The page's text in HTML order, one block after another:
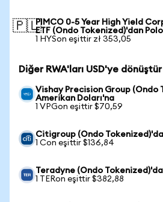
🇵🇱PIMCO 0-5 Year High Yield
ETF (Ondo Tokenized)'dan
1 HYSon eşittir zł 353,05
Diğer RWA'ları USD'ye dönüştür
Vishay Precision Group (Ondo
Amerikan Doları'na
1 VPGon eşittir $70,59
Citigroup (Ondo
1 Con eşittir $136,84
Teradyne (Ondo
1 TERon eşittir $382,88